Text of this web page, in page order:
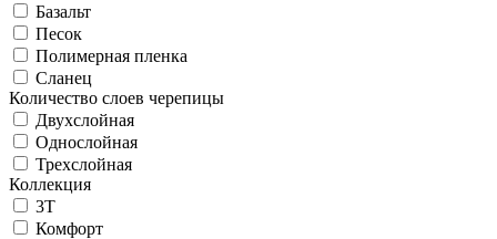
Базальт
Песок
Полимерная пленка
Сланец
Количество слоев черепицы
Двухслойная
Однослойная
Трехслойная
Коллекция
3T
Комфорт